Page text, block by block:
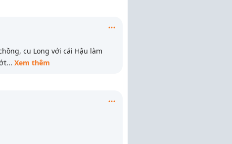
cu Long với cái Hậu làm
... Xem thêm